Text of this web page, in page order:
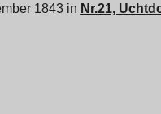
1843 in Nr.21,